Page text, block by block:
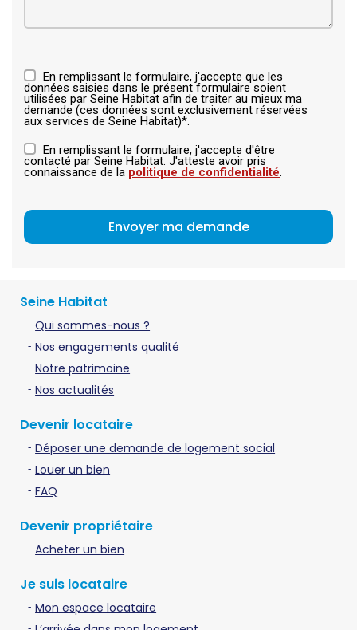
En remplissant le formulaire, j'accepte que les
données saisies dans le présent formulaire soient
utilisées par Seine Habitat afin de traiter au mieux ma
demande (ces données sont exclusivement réservées
aux services de Seine Habitat)*.
En remplissant le formulaire, j'accepte d'être
contacté par Seine Habitat. J'atteste avoir pris
connaissance de la politique de confidentialité.
Seine Habitat
Qui sommes-nous ?
Nos engagements qualité
Notre patrimoine
Nos actualités
Devenir locataire
Déposer une demande de logement social
Louer un bien
FAQ
Devenir propriétaire
Acheter un bien
Je suis locataire
Mon espace locataire